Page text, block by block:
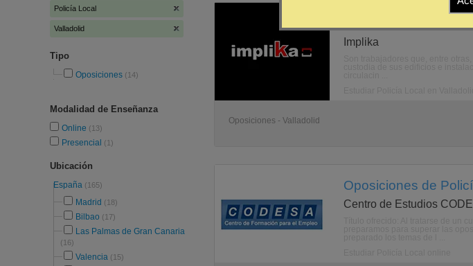
Policía Local
Valladolid
Tipo
Oposiciones (14)
Modalidad de Enseñanza
Online (13)
Presencial (1)
Ubicación
España (165)
Madrid (18)
Bilbao (17)
Las Palmas de Gran Canaria
(16)
Valencia (15)
Oposiciones de
Implika
Oposiciones - Valladolid
Oposiciones de
Centro de Estudios